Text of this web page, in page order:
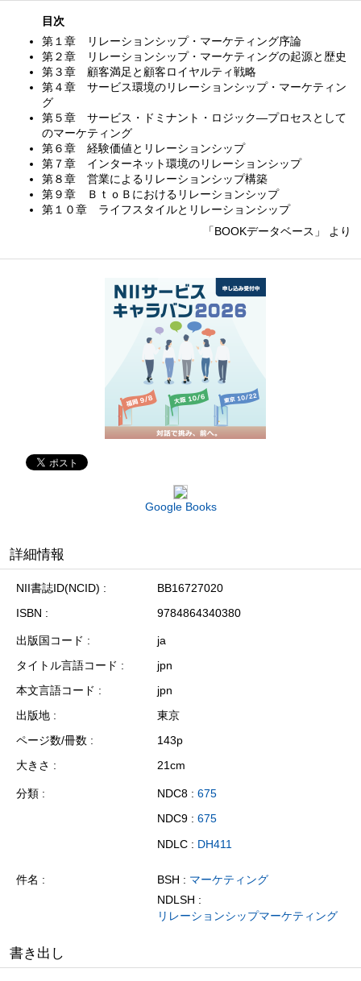
目次
第１章 リレーションシップ・マーケティング序論
第２章 リレーションシップ・マーケティングの起源と歴史
第３章 顧客満足と顧客ロイヤルティ戦略
第４章 サービス環境のリレーションシップ・マーケティン
グ
第５章 サービス・ドミナント・ロジック—プロセスとして
のマーケティング
第６章 経験価値とリレーションシップ
第７章 インターネット環境のリレーションシップ
第８章 営業によるリレーションシップ構築
第９章 ＢｔｏＢにおけるリレーションシップ
第１０章 ライフスタイルとリレーションシップ
「BOOKデータベース」 より
Google Books
詳細情報
NII書誌ID(NCID)
BB16727020
ISBN
9784864340380
出版国コード
ja
タイトル言語コード
jpn
本文言語コード
jpn
出版地
東京
ページ数/冊数
143p
大きさ
21cm
分類 NDC8 : 675
NDC9 : 675
NDLC : DH411
件名 BSH : マーケティング
NDLSH :
リレーションシップマーケティング
書き出し